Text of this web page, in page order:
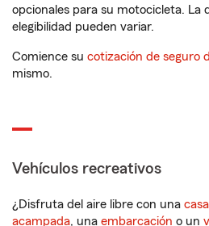
opcionales para su motocicleta. La
elegibilidad pueden variar.
Comience su cotización de seguro
mismo.
Vehículos recreativos
¿Disfruta del aire libre con una
acampada, una embarcación o un